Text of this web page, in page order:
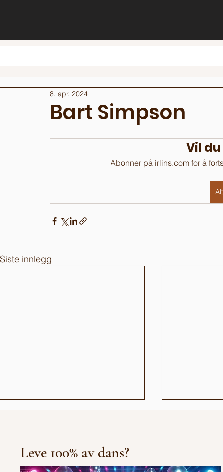
Bart Simpson
8. apr. 2024
Vil
Abonner på irlins.com for å
Siste innlegg
Steve
Leve 100% av dans?